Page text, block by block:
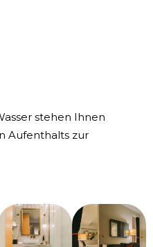
stehen Ihnen
Aufenthalts zur